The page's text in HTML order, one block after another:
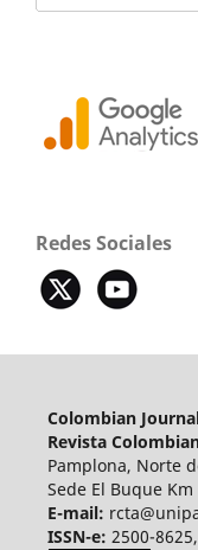
Redes Sociales
Colombian
Revista
Pamplona, Norte
Sede El Buque
E-mail:
ISSN-e: 2500-8625,